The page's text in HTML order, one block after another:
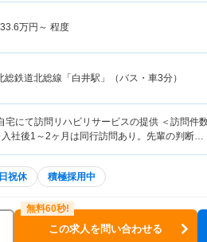
33.6万円～ 程度
総鉄道北総線「白井駅」（バス・車3分）
宅にて訪問リハビリサービスの提供 ＜訪問件
社後1～2ヶ月は同行訪問あり。先輩の判断…
祝休 積極採用中
この求人を問い合わせる